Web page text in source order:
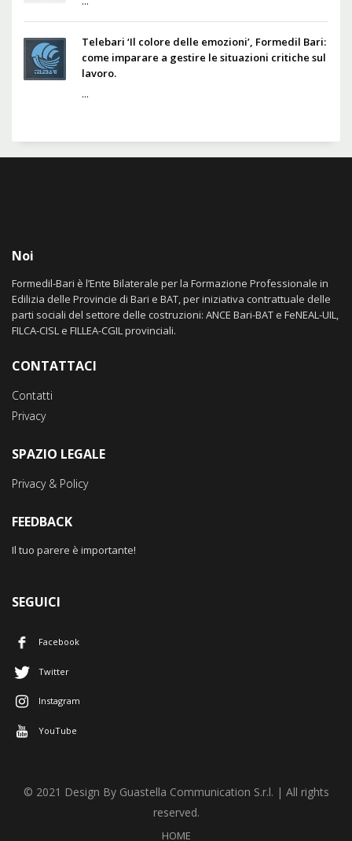
Telebari ‘Il colore delle emozioni’, Formedil Bari:
come imparare a gestire le situazioni critiche sul
lavoro.
...
Noi
Formedil-Bari è l’Ente Bilaterale per la Formazione Professionale in
Edilizia delle Provincie di Bari e BAT, per iniziativa contrattuale delle
parti sociali del settore delle costruzioni: ANCE Bari-BAT e FeNEAL-UIL,
FILCA-CISL e FILLEA-CGIL provinciali.
CONTATTACI
Contatti
Privacy
SPAZIO LEGALE
Privacy & Policy
FEEDBACK
Il tuo parere è importante!
SEGUICI
Facebook
Twitter
Instagram
YouTube
© 2021 Design By Guastella Communication S.r.l. | All rights
reserved.
HOME